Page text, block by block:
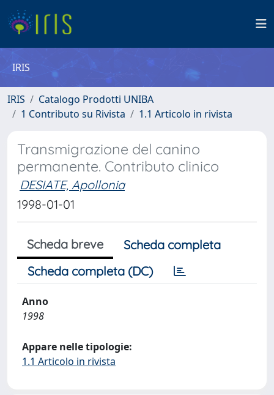
IRIS
IRIS
Catalogo Prodotti UNIBA
1 Contributo su Rivista
1.1 Articolo in rivista
Transmigrazione del canino
permanente. Contributo clinico
DESIATE, Apollonia
1998-01-01
Scheda breve
Scheda completa
Scheda completa (DC)
Anno
1998
Appare nelle tipologie:
1.1 Articolo in rivista